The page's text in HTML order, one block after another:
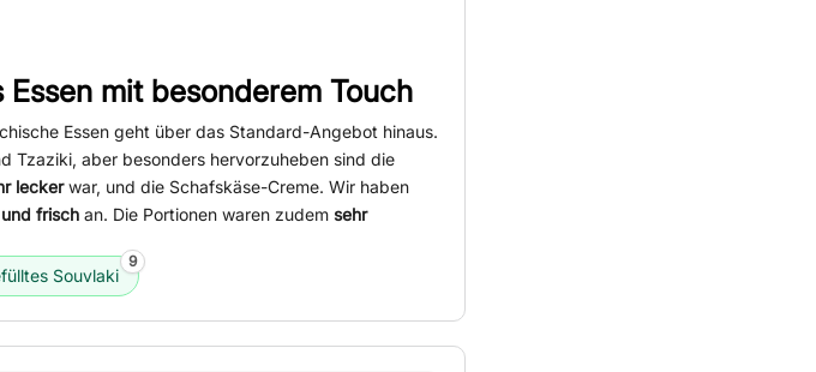
mit besonderem Touch
Essen geht über das Standard-Angebot hinaus.
Tzaziki, aber besonders hervorzuheben sind die
leckerwar, und die Schafskäse-Creme. Wir haben
frisch an. Die Portionen waren zudem sehr
Souvlaki
9